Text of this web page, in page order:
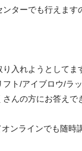
クリーニングなの
きる環境作りをし
ンターとオンライ
ます★
勤務地をお選びい
リアが選べる！
に向けてアイリスト
ンター講師』『ス
のでご相談くださ
ターでも行えます
入れようとしてま
ト/アイブロウ/ラ
んの方にお答えで
ンラインでも随時